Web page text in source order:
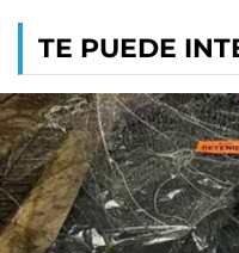
TE PUEDE